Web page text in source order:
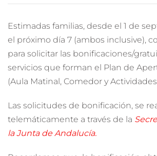
Estimadas familias, desde el 1 de
el próximo día 7 (ambos inclusive),
para solicitar las bonificaciones/
servicios que forman el Plan de
(Aula Matinal, Comedor y
Las solicitudes de bonificación, se
telemáticamente a través de la
la Junta de Andalucía.